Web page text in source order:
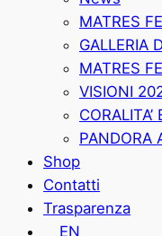
MATRES
GALLERIA
MATRES
VISIONI
CORALITA’
PANDORA
Shop
Contatti
Trasparenza
EN